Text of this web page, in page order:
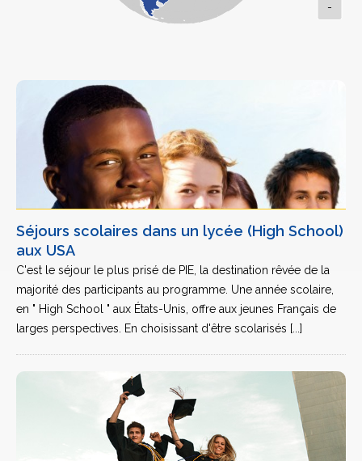
-
Séjours scolaires dans un lycée (High School)
aux USA
C'est le séjour le plus prisé de PIE, la destination rêvée de la
majorité des participants au programme. Une année scolaire,
en " High School " aux États-Unis, offre aux jeunes Français de
larges perspectives. En choisissant d'être scolarisés [...]